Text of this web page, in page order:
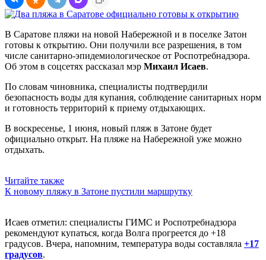
В Саратове пляжи на новой Набережной и в поселке Затон
готовы к открытию. Они получили все разрешения, в том
числе санитарно-эпидемиологическое от Роспотребнадзора.
Об этом в соцсетях рассказал мэр Михаил Исаев.
По словам чиновника, специалисты подтвердили
безопасность воды для купания, соблюдение санитарных норм
и готовность территорий к приему отдыхающих.
В воскресенье, 1 июня, новый пляж в Затоне будет
официально открыт. На пляже на Набережной уже можно
отдыхать.
Читайте также
К новому пляжу в Затоне пустили маршрутку
Исаев отметил: специалисты ГИМС и Роспотребнадзора
рекомендуют купаться, когда Волга прогреется до +18
градусов. Вчера, напомним, температура воды составляла +17
градусов.